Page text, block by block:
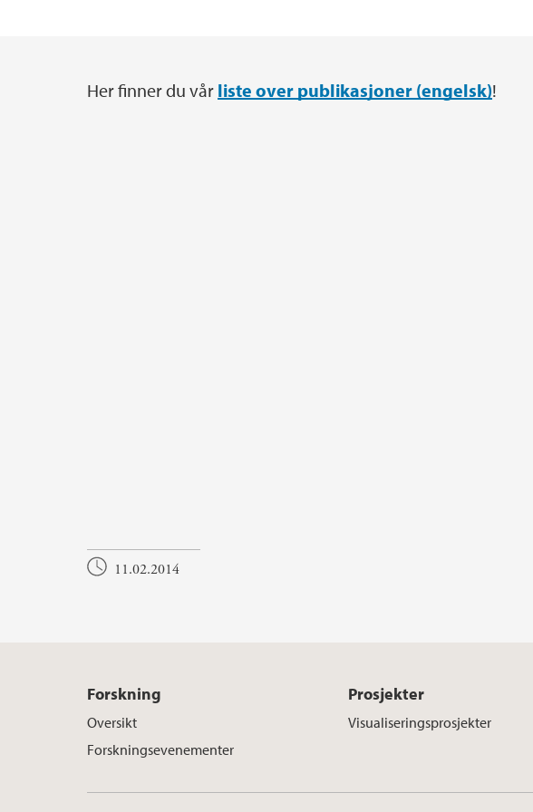
Hovedinnhold
Her finner du vår liste over publikasjoner (engelsk)!
11.02.2014
Forskning
Oversikt
Forskningsevenementer
Prosjekter
Visualiseringsprosjekter